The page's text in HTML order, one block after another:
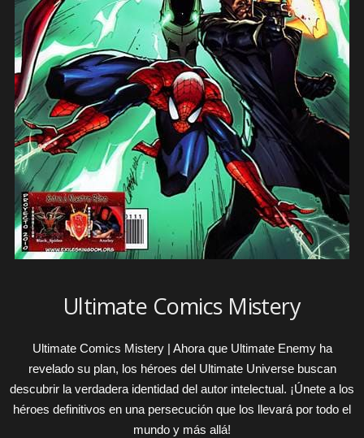
Ultimate Comics Mistery
Ultimate Comics Mistery | Ahora que Ultimate Enemy ha
revelado su plan, los héroes del Ultimate Universe buscan
descubrir la verdadera identidad del autor intelectual. ¡Únete a los
héroes definitivos en una persecución que los llevará por todo el
mundo y más allá!